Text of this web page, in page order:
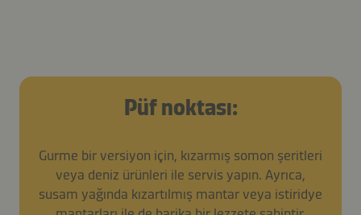
Püf noktası:
Gurme bir versiyon için, kızarmış somon şeritleri
veya deniz ürünleri ile servis yapın. Ayrıca,
susam yağında kızartılmış mantar veya istiridye